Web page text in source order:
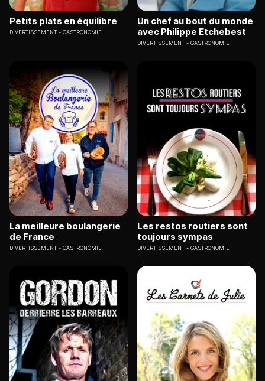
Petits plats en équilibre
DIVERTISSEMENT GASTRONOMIE
Un chef au bout du monde
avec Philippe Etchebest
DIVERTISSEMENT GASTRONOMIE
La meilleure boulangerie
de France
DIVERTISSEMENT GASTRONOMIE
Les restos routiers sont
toujours sympas
DIVERTISSEMENT GASTRONOMIE